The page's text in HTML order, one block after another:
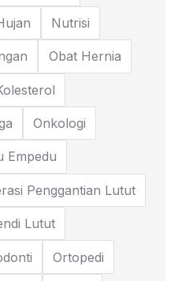
Nutrisi
Obat Hernia
Onkologi
Empedu
Penggantian Lutut
Lutut
Ortopedi